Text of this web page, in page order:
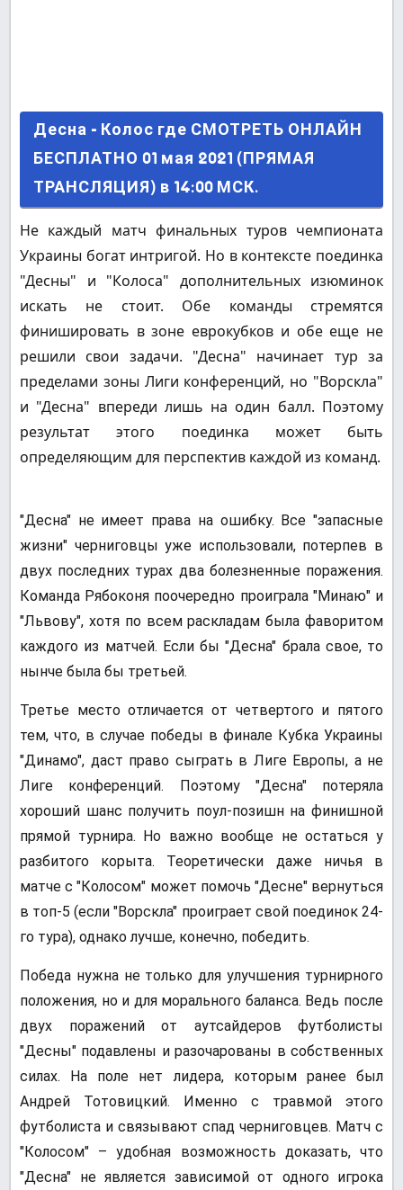
Десна - Колос где СМОТРЕТЬ ОНЛАЙН
БЕСПЛАТНО 01 мая 2021 (ПРЯМАЯ
ТРАНСЛЯЦИЯ) в 14:00 МСК.
Десна - Колос где СМОТРЕТЬ ОНЛАЙН
БЕСПЛАТНО 01 мая 2021 (ПРЯМАЯ
ТРАНСЛЯЦИЯ) в 14:00 МСК.
Не каждый матч финальных туров чемпионата
Украины богат интригой. Но в контексте поединка
"Десны" и "Колоса" дополнительных изюминок
искать не стоит. Обе команды стремятся
финишировать в зоне еврокубков и обе еще не
решили свои задачи. "Десна" начинает тур за
пределами зоны Лиги конференций, но "Ворскла"
и "Десна" впереди лишь на один балл. Поэтому
результат этого поединка может быть
определяющим для перспектив каждой из команд.
"Десна" не имеет права на ошибку. Все "запасные
жизни" черниговцы уже использовали, потерпев в
двух последних турах два болезненные поражения.
Команда Рябоконя поочередно проиграла "Минаю" и
"Львову", хотя по всем раскладам была фаворитом
каждого из матчей. Если бы "Десна" брала свое, то
нынче была бы третьей.
Третье место отличается от четвертого и пятого
тем, что, в случае победы в финале Кубка Украины
"Динамо", даст право сыграть в Лиге Европы, а не
Лиге конференций. Поэтому "Десна" потеряла
хороший шанс получить поул-позишн на финишной
прямой турнира. Но важно вообще не остаться у
разбитого корыта. Теоретически даже ничья в
матче с "Колосом" может помочь "Десне" вернуться
в топ-5 (если "Ворскла" проиграет свой поединок 24-
го тура), однако лучше, конечно, победить.
Победа нужна не только для улучшения турнирного
положения, но и для морального баланса. Ведь после
двух поражений от аутсайдеров футболисты
"Десны" подавлены и разочарованы в собственных
силах. На поле нет лидера, которым ранее был
Андрей Тотовицкий. Именно с травмой этого
футболиста и связывают спад черниговцев. Матч с
"Колосом" – удобная возможность доказать, что
"Десна" не является зависимой от одного игрока